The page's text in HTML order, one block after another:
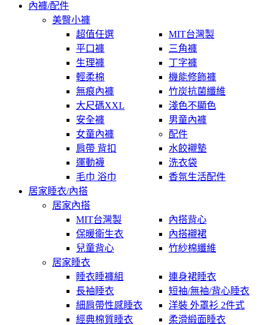
內褲/配件
美臀小褲
超值任選
MIT台灣製
平口褲
三角褲
生理褲
丁字褲
輕柔棉
機能修飾褲
無痕內褲
竹炭抗菌纖維
大尺碼XXL
淺色不顯色
安全褲
男童內褲
女童內褲
配件
肩帶 背扣
水餃襯墊
運動襪
洗衣袋
毛巾 浴巾
香氛生活配件
居家睡衣/內搭
居家內搭
MIT台灣製
內搭背心
保暖衛生衣
內搭襯裙
兒童背心
竹紗棉纖維
居家睡衣
睡衣睡褲組
連身裙睡衣
長袖睡衣
短袖/無袖/背心睡衣
細肩帶性感睡衣
洋裝 外罩衫 2件式
經典棉質睡衣
柔滑緞面睡衣